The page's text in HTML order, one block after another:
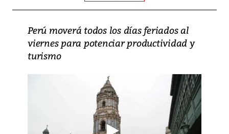
Perú moverá todos los días feriados al
viernes para potenciar productividad y
turismo